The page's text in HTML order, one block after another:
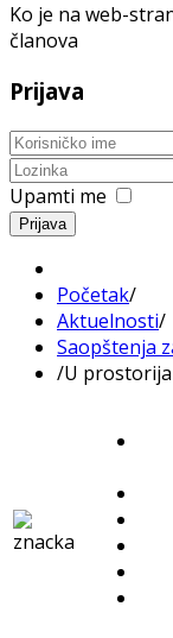
Ko je na web-
članova
Prijava
Upamti me
Prijava
Početak/
Aktuelnosti/
Saopštenja
/U